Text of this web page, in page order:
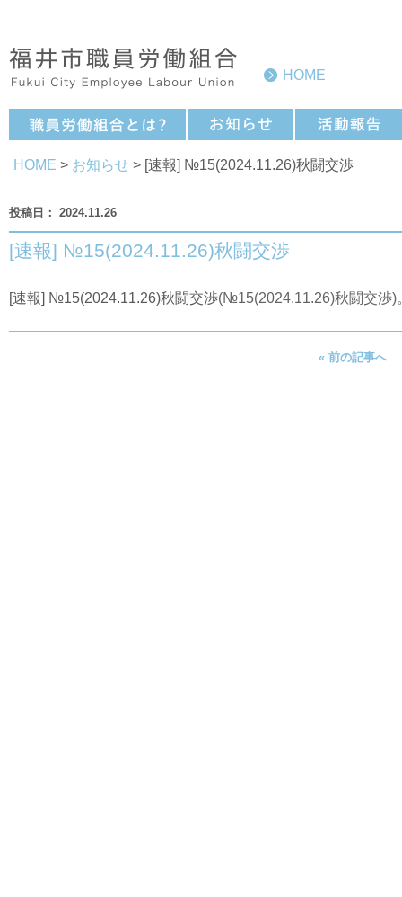
HOME
HOME > お知らせ > [速報] №15(2024.11.26)秋闘交渉
2024.11.26
[速報] №15(2024.11.26)秋闘交渉
[速報] №15(2024.11.26)秋闘交渉(№15(2024.11.26)秋闘交渉)
« 前の記事へ